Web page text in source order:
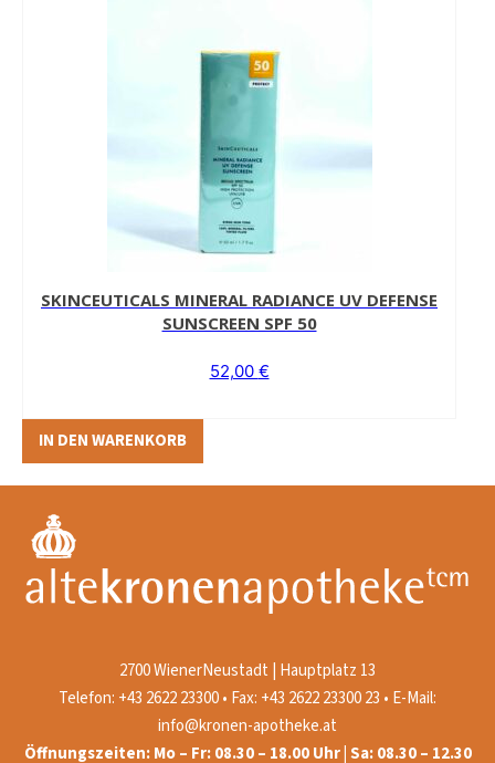
SKINCEUTICALS MINERAL RADIANCE UV DEFENSE
SUNSCREEN SPF 50
52,00 €
IN DEN WARENKORB
2700 WienerNeustadt | Hauptplatz 13
Telefon: +43 2622 23300 • Fax: +43 2622 23300 23 • E-Mail:
info@kronen-apotheke.at
Öffnungszeiten: Mo – Fr: 08.30 – 18.00 Uhr | Sa: 08.30 – 12.30